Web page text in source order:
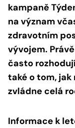
kampaně
na význam
zdravotním
vývojem.
často
také o tom,
zvládne celá
Informace k